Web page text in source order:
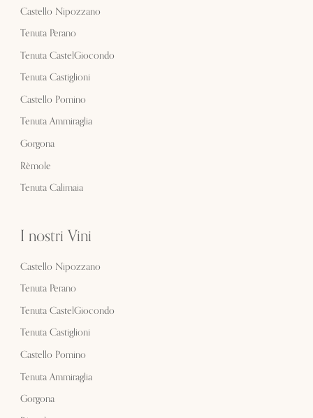
Castello Nipozzano
Tenuta Perano
Tenuta CastelGiocondo
Tenuta Castiglioni
Castello Pomino
Tenuta Ammiraglia
Gorgona
Rèmole
Tenuta Calimaia
I nostri Vini
Castello Nipozzano
Tenuta Perano
Tenuta CastelGiocondo
Tenuta Castiglioni
Castello Pomino
Tenuta Ammiraglia
Gorgona